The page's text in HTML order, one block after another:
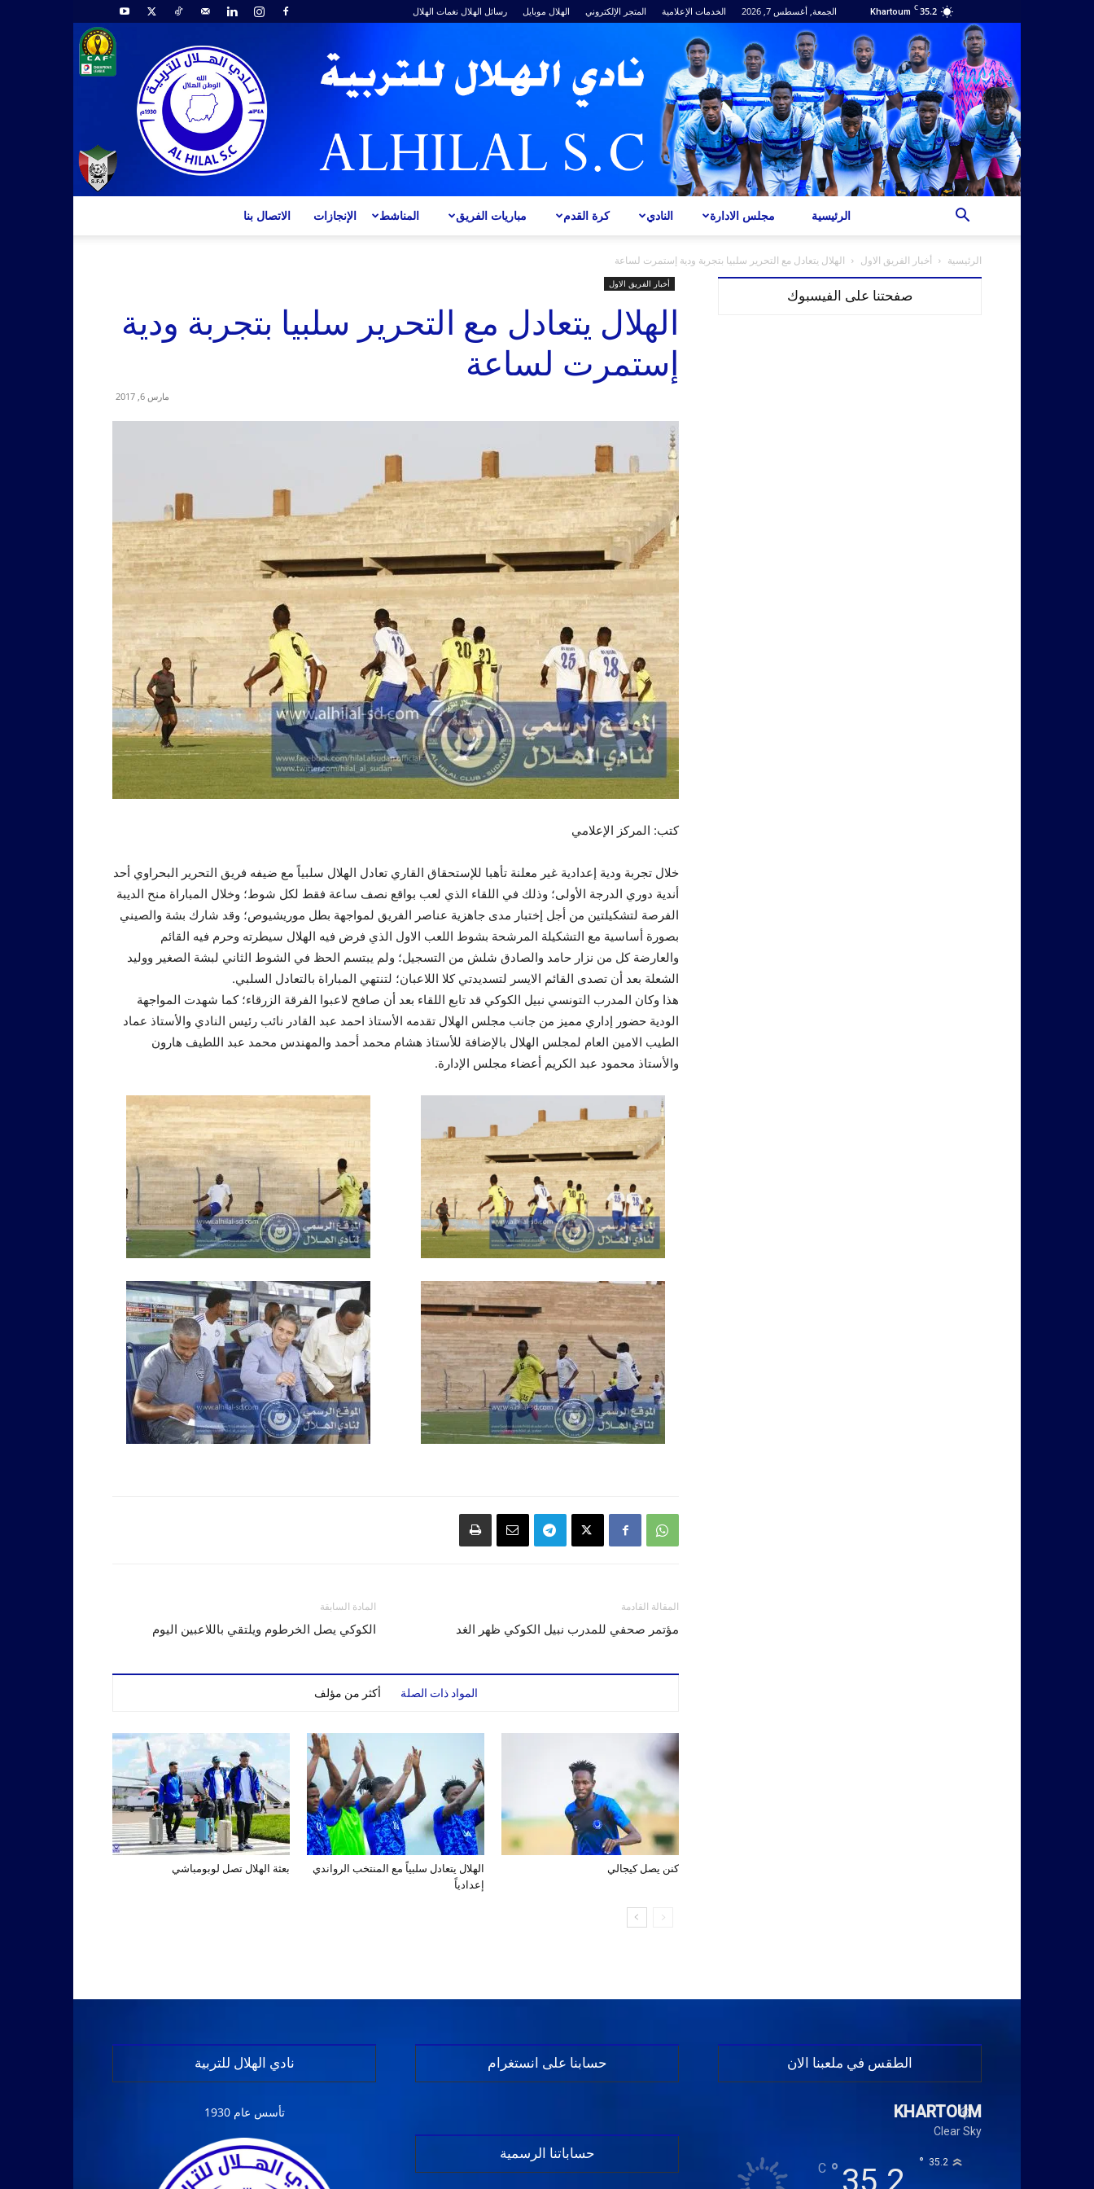
35.2
C
Khartoum الجمعة, أغسطس 7, 2026 الخدمات الإعلامية المتجر الإلكتروني الهلال موبايل رسائل الهلال نغمات الهلال
الاتصال بنا الإنجازات المناشط مباريات الفريق كرة القدم النادي مجلس الادارة الرئيسية
الرئيسية أخبار الفريق الاول الهلال يتعادل مع التحرير سلبيا بتجربة ودية إستمرت لساعة
أخبار الفريق الاول
الهلال يتعادل مع التحرير سلبيا بتجربة ودية
إستمرت لساعة
مارس 6, 2017
كتب: المركز الإعلامي
خلال تجربة ودية إعدادية غير معلنة تأهبا للإستحقاق القاري تعادل الهلال سلبياً مع ضيفه فريق التحرير البحراوي أحد
أندية دوري الدرجة الأولى؛ وذلك في اللقاء الذي لعب بواقع نصف ساعة فقط لكل شوط؛ وخلال المباراة منح الديبة
الفرصة لتشكيلتين من أجل إختبار مدى جاهزية عناصر الفريق لمواجهة بطل موريشيوص؛ وقد شارك بشة والصيني
بصورة أساسية مع التشكيلة المرشحة بشوط اللعب الاول الذي فرض فيه الهلال سيطرته وحرم فيه القائم
والعارضة كل من نزار حامد والصادق شلش من التسجيل؛ ولم يبتسم الحظ في الشوط الثاني لبشة الصغير ووليد
الشعلة بعد أن تصدى القائم الايسر لتسديدتي كلا اللاعبان؛ لتنتهي المباراة بالتعادل السلبي.
هذا وكان المدرب التونسي نبيل الكوكي قد تابع اللقاء بعد أن صافح لاعبوا الفرقة الزرقاء؛ كما شهدت المواجهة
الودية حضور إداري مميز من جانب مجلس الهلال تقدمه الأستاذ احمد عبد القادر نائب رئيس النادي والأستاذ عماد
الطيب الامين العام لمجلس الهلال بالإضافة للأستاذ هشام محمد أحمد والمهندس محمد عبد اللطيف هارون
والأستاذ محمود عبد الكريم أعضاء مجلس الإدارة.
المادة السابقة
الكوكي يصل الخرطوم ويلتقي باللاعبين اليوم
المقالة القادمة
مؤتمر صحفي للمدرب نبيل الكوكي ظهر الغد
المواد ذات الصلة أكثر من مؤلف
بعثة الهلال تصل لوبومباشي
الهلال يتعادل سلبياً مع المنتخب الرواندي
إعدادياً
كنن يصل كيجالي
صفحتنا على الفيسبوك
نادي الهلال للتربية
تأسس عام 1930
حسابنا على انستغرام
حساباتنا الرسمية
الطقس في ملعبنا الان
KHARTOUM
Clear Sky
°
C 35.2
°